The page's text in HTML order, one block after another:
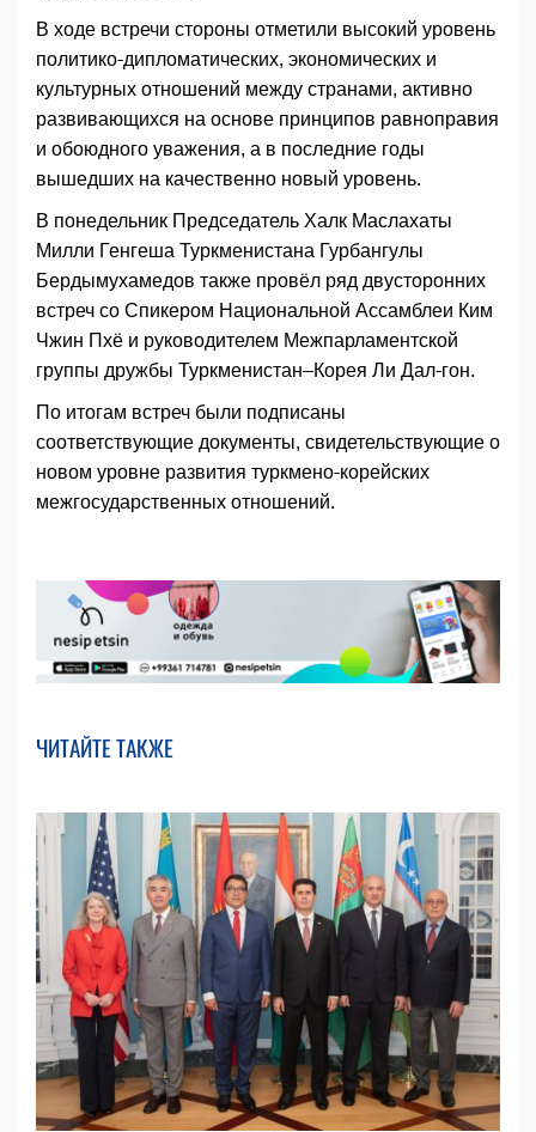
В ходе встречи стороны отметили высокий уровень
политико-дипломатических, экономических и
культурных отношений между странами, активно
развивающихся на основе принципов равноправия
и обоюдного уважения, а в последние годы
вышедших на качественно новый уровень.
В понедельник Председатель Халк Маслахаты
Милли Генгеша Туркменистана Гурбангулы
Бердымухамедов также провёл ряд двусторонних
встреч со Спикером Национальной Ассамблеи Ким
Чжин Пхё и руководителем Межпарламентской
группы дружбы Туркменистан–Корея Ли Дал-гон.
По итогам встреч были подписаны
соответствующие документы, свидетельствующие о
новом уровне развития туркмено-корейских
межгосударственных отношений.
ЧИТАЙТЕ ТАКЖЕ